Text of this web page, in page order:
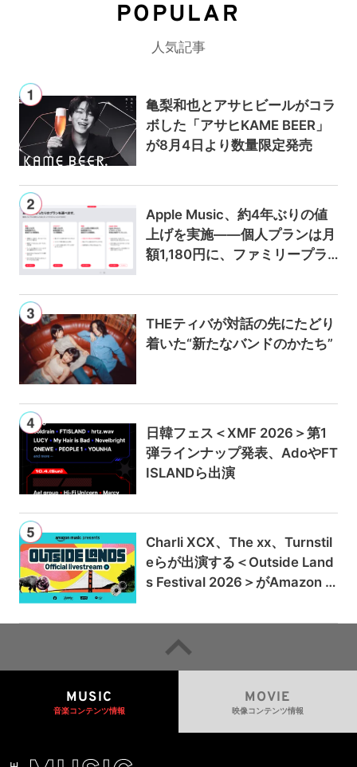
POPULAR
人気記事
亀梨和也とアサヒビールがコラ
ボした「アサヒKAME BEER」
が8月4日より数量限定発売
Apple Music、約4年ぶりの値
上げを実施——個人プランは月
額1,180円に、ファミリープラ
THEティバが対話の先にたどり
着いた“新たなバンドのかたち”
日韓フェス＜XMF 2026＞第1
弾ラインナップ発表、AdoやFT
ISLANDら出演
Charli XCX、The xx、Turnstil
eらが出演する＜Outside Land
s Festival 2026＞がAmazon M
ブ配信
MUSIC
音楽コンテンツ情報
MOVIE
映像コンテンツ情報